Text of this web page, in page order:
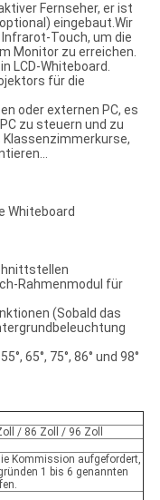
Fernseher, er ist
eingebaut.Wir
Touch, um die
Monitor zu erreichen.
LCD-Whiteboard.
für die
oder externen PC, es
zu steuern und zu
Klassenzimmerkurse,
Whiteboard
Rahmenmodul für
(Sobald das
65°, 75°, 86° und 98°
/ 86 Zoll / 96 Zoll
Kommission aufgefordert,
1 bis 6 genannten